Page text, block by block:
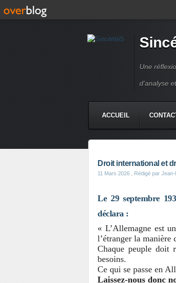
Une
d'analyse
ACCUEIL
Droit international et
11 Mars 2026 , Rédigé par
Le 29 septembre
déclara :
« L’Allemagne est
l’étranger la manière
Chaque peuple doit
besoins.
Ce qui se passe en
Laissez-nous donc